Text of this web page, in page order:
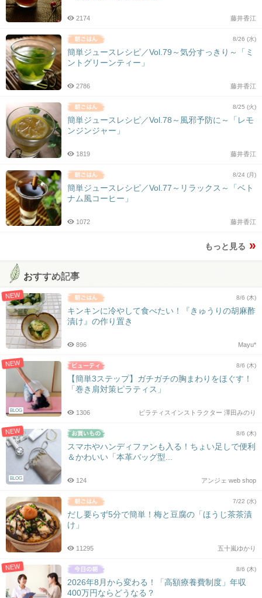
藤井香江
2174
8/26 (水)
簡単ジュースレシピ／Vol.79～気分すっきり～「ミ
ントグリーンティー」
藤井香江
2786
8/25 (火)
簡単ジュースレシピ／Vol.78～風邪予防に～「レモ
ンジンジャー」
藤井香江
1819
8/24 (月)
簡単ジュースレシピ／Vol.77～リラックス～「ベト
ナム風コーヒー」
藤井香江
1072
もっと見る
おすすめ記事
NEW 8/6 (木)
キンキンに冷やして食べたい！『きゅうりの胡麻酢
漬け』の作り置き
Mayu*
896
NEW
BLOG
8/6 (木)
【簡単3ステップ】ガチガチの胸まわりをほぐす！
「巻き肩対策ピラティス」
ピラティスインストラクター 澤田みのり
1306
NEW
BLOG
8/6 (木)
スマホやハンディファンも入る！ちょい足しで便利
＆かわいい「本革バッグ型...
アンジェ web shop
124
7/22 (水)
だし要らず5分で簡単！梅と豆腐の「ほうじ茶茶漬
け」
五十嵐ゆかり
11295
NEW 8/6 (木)
2026年8月から変わる！「高額療養費制度」年収
400万円ならどうなる？